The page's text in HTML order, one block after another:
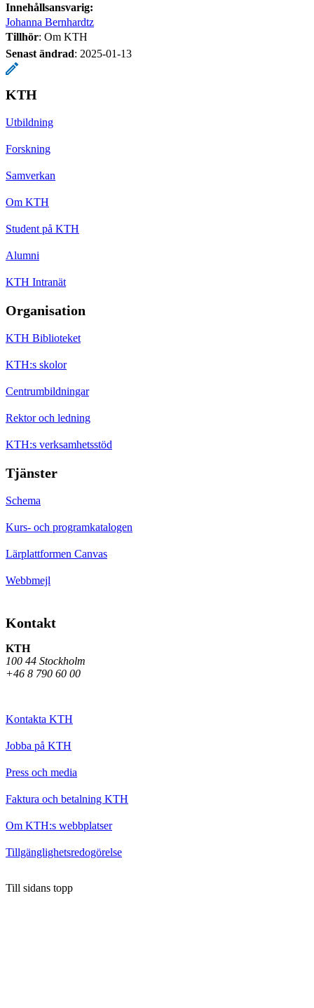
Innehållsansvarig:
Johanna Bernhardtz
Tillhör: Om KTH
Senast ändrad: 2025-01-13
KTH
Utbildning
Forskning
Samverkan
Om KTH
Student på KTH
Alumni
KTH Intranät
Organisation
KTH Biblioteket
KTH:s skolor
Centrumbildningar
Rektor och ledning
KTH:s verksamhetsstöd
Tjänster
Schema
Kurs- och programkatalogen
Lärplattformen Canvas
Webbmejl
Kontakt
KTH
100 44 Stockholm
+46 8 790 60 00
Kontakta KTH
Jobba på KTH
Press och media
Faktura och betalning KTH
Om KTH:s webbplatser
Tillgänglighetsredogörelse
Till sidans topp